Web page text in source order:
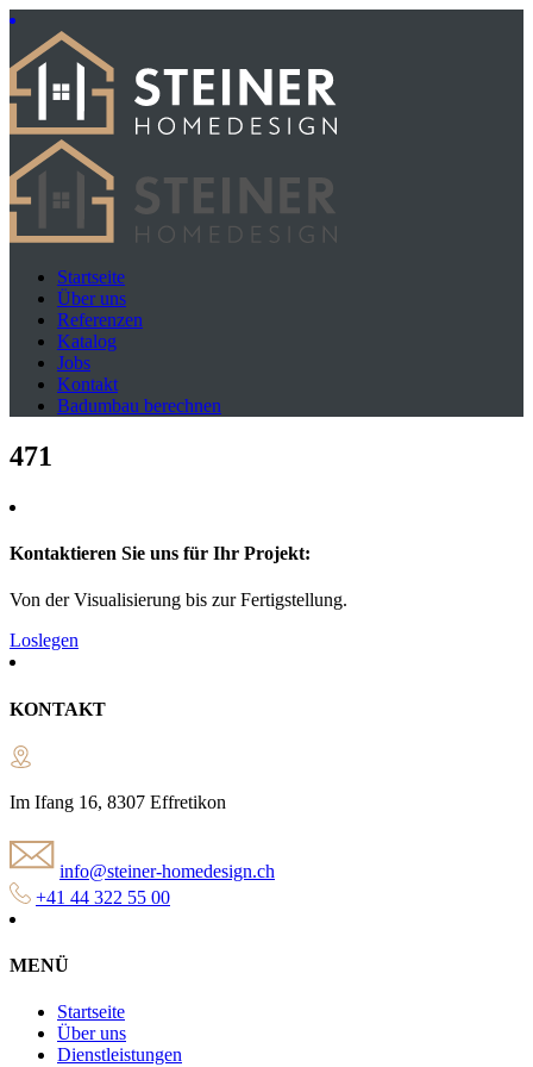
Startseite
Über uns
Referenzen
Katalog
Jobs
Kontakt
Badumbau berechnen
471
Kontaktieren Sie uns für Ihr Projekt:
Von der Visualisierung bis zur Fertigstellung.
Loslegen
KONTAKT
Im Ifang 16, 8307 Effretikon
info@steiner-homedesign.ch
+41 44 322 55 00
MENÜ
Startseite
Über uns
Dienstleistungen